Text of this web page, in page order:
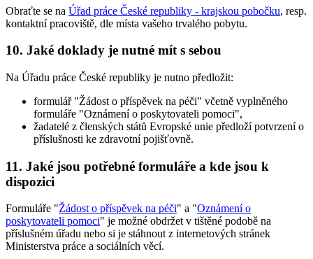
Obraťte se na Úřad práce České republiky - krajskou pobočku, resp.
kontaktní pracoviště, dle místa vašeho trvalého pobytu.
10. Jaké doklady je nutné mít s sebou
Na Úřadu práce České republiky je nutno předložit:
formulář "Žádost o příspěvek na péči" včetně vyplněného
formuláře "Oznámení o poskytovateli pomoci",
žadatelé z členských států Evropské unie předloží potvrzení o
příslušnosti ke zdravotní pojišťovně.
11. Jaké jsou potřebné formuláře a kde jsou k
dispozici
Formuláře "Žádost o příspěvek na péči" a "Oznámení o
poskytovateli pomoci" je možné obdržet v tištěné podobě na
příslušném úřadu nebo si je stáhnout z internetových stránek
Ministerstva práce a sociálních věcí.